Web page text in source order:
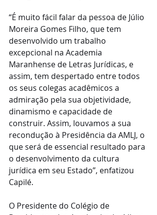
“É muito fácil falar da pessoa de Júlio
Moreira Gomes Filho, que tem
desenvolvido um trabalho
excepcional na Academia
Maranhense de Letras Jurídicas, e
assim, tem despertado entre todos
os seus colegas acadêmicos a
admiração pela sua objetividade,
dinamismo e capacidade de
construir. Assim, louvamos a sua
recondução à Presidência da AMLJ, o
que será de essencial resultado para
o desenvolvimento da cultura
jurídica em seu Estado”, enfatizou
Capilé.
O Presidente do Colégio de